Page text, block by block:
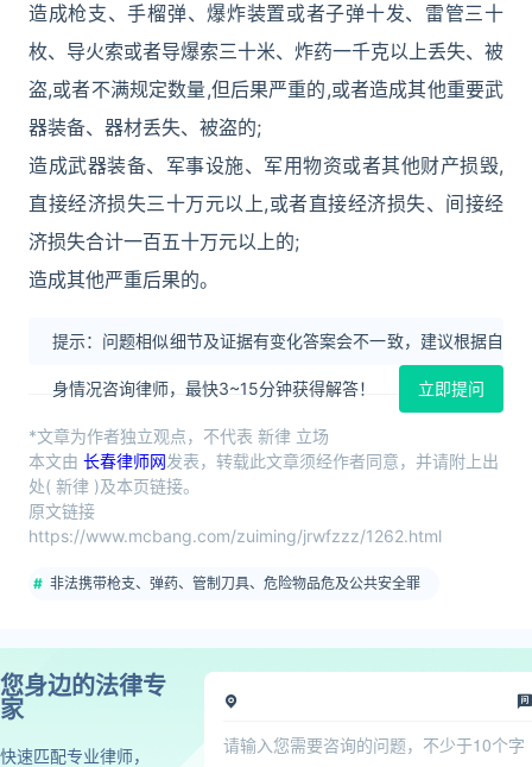
造成枪支、手榴弹、爆炸装置或者子弹十发、雷管三十
枚、导火索或者导爆索三十米、炸药一千克以上丢失、被
盗,或者不满规定数量,但后果严重的,或者造成其他重要武
器装备、器材丢失、被盗的;
造成武器装备、军事设施、军用物资或者其他财产损毁,
直接经济损失三十万元以上,或者直接经济损失、间接经
济损失合计一百五十万元以上的;
造成其他严重后果的。
提示：问题相似细节及证据有变化答案会不一致，建议根据自
身情况咨询律师，最快3~15分钟获得解答！ 立即提问
*文章为作者独立观点，不代表 新律 立场
本文由 长春律师网发表，转载此文章须经作者同意，并请附上出
处( 新律 )及本页链接。
原文链接
https://www.mcbang.com/zuiming/jrwfzzz/1262.html
非法携带枪支、弹药、管制刀具、危险物品危及公共安全罪
您身边的法律专
家
快速匹配专业律师，